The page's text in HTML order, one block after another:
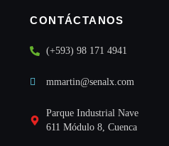
CONTÁCTANOS
(+593) 98 171 4941
mmartin@senalx.com
Parque Industrial Nave
611 Módulo 8, Cuenca